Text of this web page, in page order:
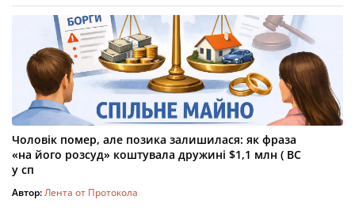
Чоловік помер, але позика залишилася: як фраза
«на його розсуд» коштувала дружині $1,1 млн ( ВС
у сп
Автор:Лента от Протокола